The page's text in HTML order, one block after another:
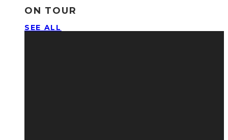
ON TOUR
SEE ALL